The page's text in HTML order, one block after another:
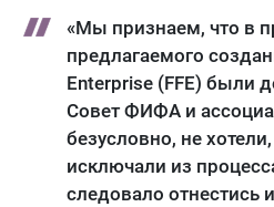
«Мы признаем, что в
предлагаемого
Enterprise (FFE) были
Совет ФИФА и
безусловно, не
исключали из
следовало отнестись